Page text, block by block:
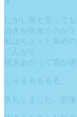
しかし何と言って
ぬきが魚食うのか？
私はちょっと多め
こんがり
焼きあがって脂が
じゅるるるるる。
失礼しました。想